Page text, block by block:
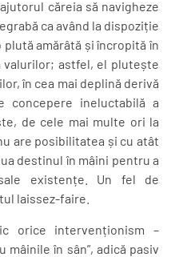
căreia să navigheze
ca având la dispoziție
plută amărâtă și încropită în
valurilor; astfel, el plutește
în cea mai deplină derivă
concepere ineluctabilă a
de cele mai multe ori la
are posibilitatea și cu atât
destinul în mâini pentru a
existențe. Un fel de
laissez-faire.
orice intervenționism –
mâinile în sân”, adică pasiv